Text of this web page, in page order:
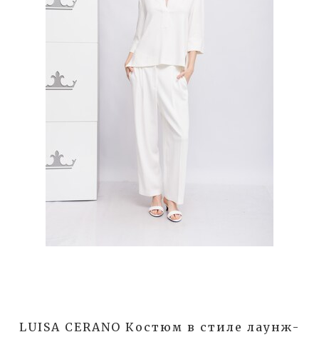
LUISA CERANO Костюм в стиле лаунж-